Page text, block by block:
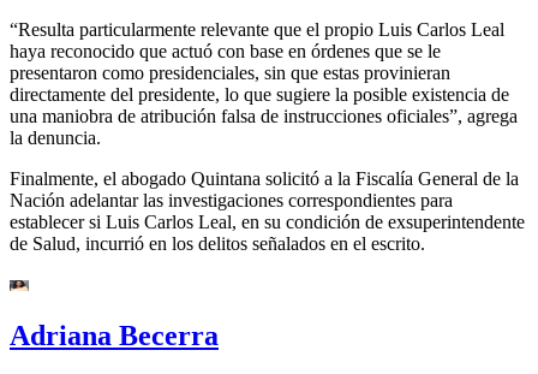
“Resulta particularmente relevante que el propio Luis Carlos Leal
haya reconocido que actuó con base en órdenes que se le
presentaron como presidenciales, sin que estas provinieran
directamente del presidente, lo que sugiere la posible existencia de
una maniobra de atribución falsa de instrucciones oficiales”, agrega
la denuncia.
Finalmente, el abogado Quintana solicitó a la Fiscalía General de la
Nación adelantar las investigaciones correspondientes para
establecer si Luis Carlos Leal, en su condición de exsuperintendente
de Salud, incurrió en los delitos señalados en el escrito.
Adriana Becerra